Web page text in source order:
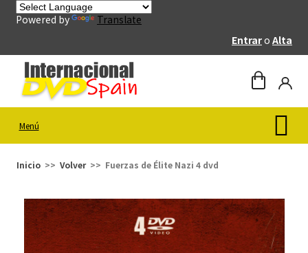
Powered by
Translate
Entraro Alta
Menú
Inicio Volver Fuerzas de Élite Nazi 4 dvd